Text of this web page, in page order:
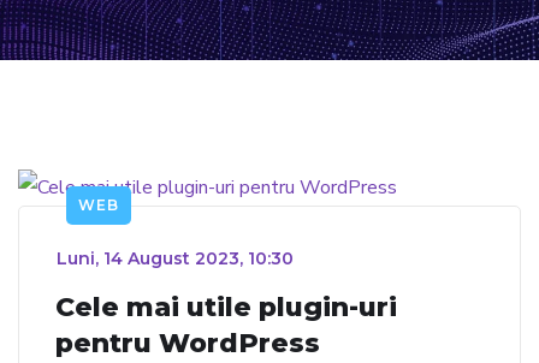
WEB
Luni, 14 August 2023, 10:30
Cele mai utile plugin-uri
pentru WordPress